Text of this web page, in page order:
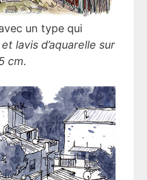
un type qui
lavis d’aquarelle sur
cm.